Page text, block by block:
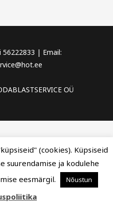
56222833 | Email:
OÜ
(cookies). Küpsiseid
suurendamise ja kodulehe
eesmärgil.
Nõustun